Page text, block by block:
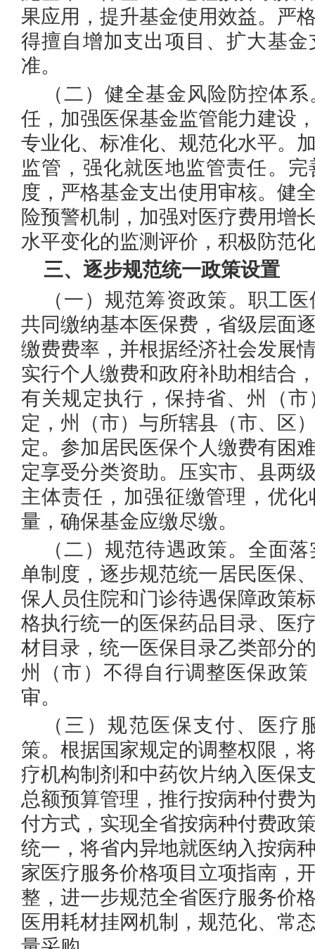
果应用，提升基金使用效益。严
得擅自增加支出项目、扩大基
准。
（二）健全基金风险防控体系
任，加强医保基金监管能力建设
专业化、标准化、规范化水平。
监管，强化就医地监管责任。
度，严格基金支出使用审核。健
险预警机制，加强对医疗费用增
水平变化的监测评价，积极防范
三、逐步规范统一政策设置
（一）规范筹资政策。 职工医
共同缴纳基本医保费，省级层面
缴费费率，并根据经济社会发展
实行个人缴费和政府补助相结合
有关规定执行，保持省、州（
定，州（市）与所辖县（市、区
定。参加居民医保个人缴费有困
定享受分类资助。压实市、县两
主体责任，加强征缴管理，优
量，确保基金应缴尽缴。
（二）规范待遇政策。 全面落
单制度，逐步规范统一居民医保
保人员住院和门诊待遇保障政策
格执行统一的医保药品目录、医
材目录，统一医保目录乙类部分
州（市）不得自行调整医保政
审。
（三）规范医保支付、医疗
策。 根据国家规定的调整权限，
疗机构制剂和中药饮片纳入医保
总额预算管理，推行按病种付费
付方式，实现全省按病种付费政
统一，将省内异地就医纳入按病
家医疗服务价格项目立项指南，
整，进一步规范全省医疗服务价
医用耗材挂网机制，规范化、常